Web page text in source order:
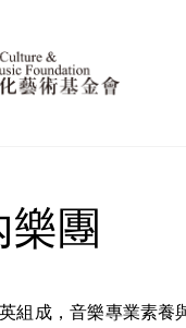
團
組成，音樂專業素養